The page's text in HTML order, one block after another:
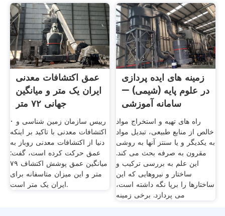
عمق اکتشافات معدنی
ایران یک متر و میانگین
جهانی ۷۲ متر
· رییس سازمان زمین شناسی و
اکتشافات معدنی با تاکید بر اینکه
دنیا از اکتشافات معدنی روباز به
عمق حرکت کرده است، گفت:
میانگین عمق پوشش اکتشاف ۷۹
متر و این میزان متاسفانه برای
ایران یک متر است.
زمینه های ایده پردازی
در علوم پایه (شیمی) –
سامانه آموزشی
راه های تهیه و استخراج مواد
خالص از منابع طبیعی، تبدیل مواد
به یکدیگر و یا سنتز آنها به روشی
مقرون به صرفه بحث می کند.
این علم به بررسی ترکیب و
ساختار و نیروهایی که این
ساختارها را برپا نگه داشته است،
می پردازد. برخی زمینه